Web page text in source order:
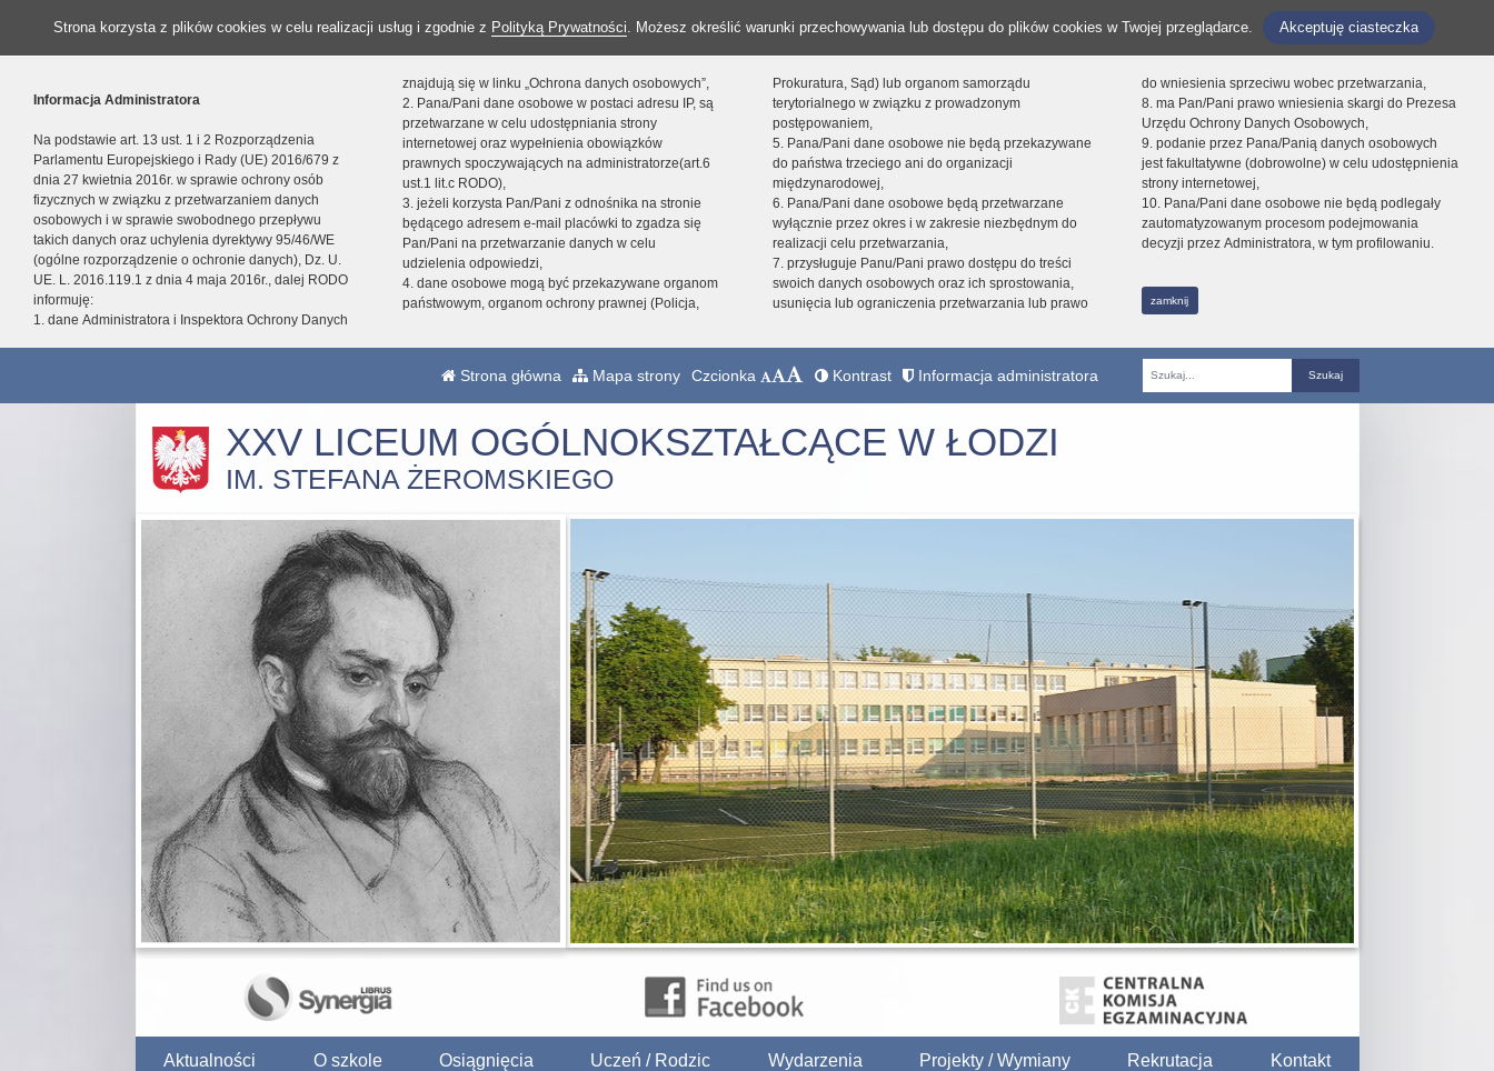
Strona korzysta z plików cookies w celu realizacji usług i zgodnie z Polityką Prywatności. Możesz określić warunki przechowywania lub dostępu do plików cookies w Twojej przeglądarce. Akceptuję ciasteczka
Informacja Administratora
Na podstawie art. 13 ust. 1 i 2 Rozporządzenia
Parlamentu Europejskiego i Rady (UE) 2016/679 z
dnia 27 kwietnia 2016r. w sprawie ochrony osób
fizycznych w związku z przetwarzaniem danych
osobowych i w sprawie swobodnego przepływu
takich danych oraz uchylenia dyrektywy 95/46/WE
(ogólne rozporządzenie o ochronie danych), Dz. U.
UE. L. 2016.119.1 z dnia 4 maja 2016r., dalej RODO
informuję:
1. dane Administratora i Inspektora Ochrony Danych
znajdują się w linku „Ochrona danych osobowych”,
2. Pana/Pani dane osobowe w postaci adresu IP, są
przetwarzane w celu udostępniania strony
internetowej oraz wypełnienia obowiązków
prawnych spoczywających na administratorze(art.6
ust.1 lit.c RODO),
3. jeżeli korzysta Pan/Pani z odnośnika na stronie
będącego adresem e-mail placówki to zgadza się
Pan/Pani na przetwarzanie danych w celu
udzielenia odpowiedzi,
4. dane osobowe mogą być przekazywane organom
państwowym, organom ochrony prawnej (Policja,
Prokuratura, Sąd) lub organom samorządu
terytorialnego w związku z prowadzonym
postępowaniem,
5. Pana/Pani dane osobowe nie będą przekazywane
do państwa trzeciego ani do organizacji
międzynarodowej,
6. Pana/Pani dane osobowe będą przetwarzane
wyłącznie przez okres i w zakresie niezbędnym do
realizacji celu przetwarzania,
7. przysługuje Panu/Pani prawo dostępu do treści
swoich danych osobowych oraz ich sprostowania,
usunięcia lub ograniczenia przetwarzania lub prawo
do wniesienia sprzeciwu wobec przetwarzania,
8. ma Pan/Pani prawo wniesienia skargi do Prezesa
Urzędu Ochrony Danych Osobowych,
9. podanie przez Pana/Panią danych osobowych
jest fakultatywne (dobrowolne) w celu udostępnienia
strony internetowej,
10. Pana/Pani dane osobowe nie będą podlegały
zautomatyzowanym procesom podejmowania
decyzji przez Administratora, w tym profilowaniu.
zamknij
Strona główna Mapa strony Czcionka Kontrast Informacja administratora
Fraza
XXV LICEUM OGÓLNOKSZTAŁCĄCE W ŁODZI
IM. STEFANA ŻEROMSKIEGO
Aktualności O szkole Osiągnięcia Uczeń / Rodzic Wydarzenia Projekty / Wymiany Rekrutacja Kontakt